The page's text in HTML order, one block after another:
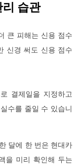
리 습관
큰 피해는 신용 점수
신경 써도 신용 점수
결제일을 지정하고
수를 줄일 수 있습니
달에 한 번은 현대카
을 미리 확인해 두는